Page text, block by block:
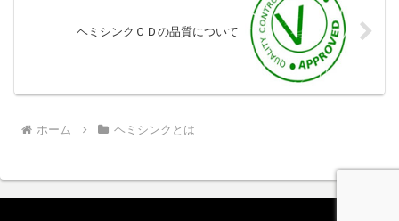
ヘミシンクＣＤの品質について
ホーム ヘミシンクとは